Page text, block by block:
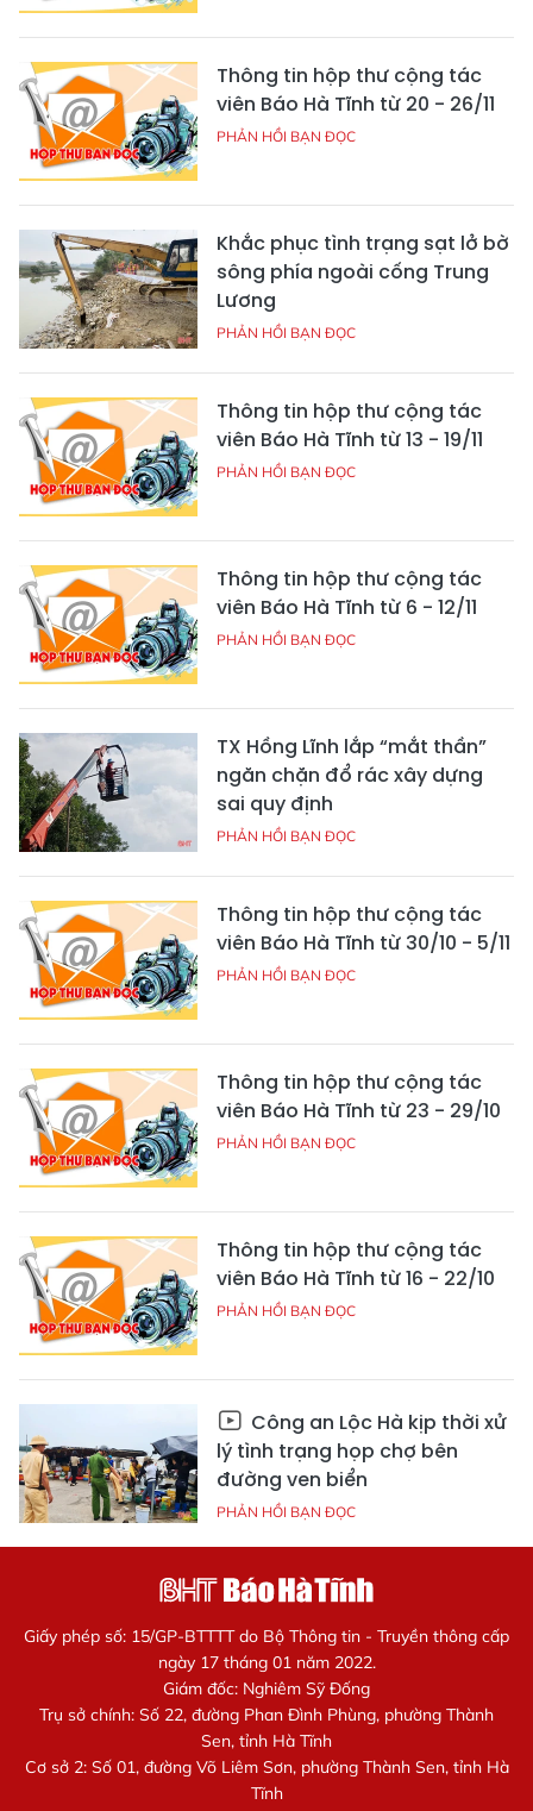
Thông tin hộp thư cộng tác
viên Báo Hà Tĩnh từ 20 - 26/11
PHẢN HỒI BẠN ĐỌC
Khắc phục tình trạng sạt lở bờ
sông phía ngoài cống Trung
Lương
PHẢN HỒI BẠN ĐỌC
Thông tin hộp thư cộng tác
viên Báo Hà Tĩnh từ 13 - 19/11
PHẢN HỒI BẠN ĐỌC
Thông tin hộp thư cộng tác
viên Báo Hà Tĩnh từ 6 - 12/11
PHẢN HỒI BẠN ĐỌC
TX Hồng Lĩnh lắp “mắt thần”
ngăn chặn đổ rác xây dựng
sai quy định
PHẢN HỒI BẠN ĐỌC
Thông tin hộp thư cộng tác
viên Báo Hà Tĩnh từ 30/10 - 5/11
PHẢN HỒI BẠN ĐỌC
Thông tin hộp thư cộng tác
viên Báo Hà Tĩnh từ 23 - 29/10
PHẢN HỒI BẠN ĐỌC
Thông tin hộp thư cộng tác
viên Báo Hà Tĩnh từ 16 - 22/10
PHẢN HỒI BẠN ĐỌC
Công an Lộc Hà kịp thời xử
lý tình trạng họp chợ bên
đường ven biển
PHẢN HỒI BẠN ĐỌC
Giấy phép số: 15/GP-BTTTT do Bộ Thông tin - Truyền thông cấp
ngày 17 tháng 01 năm 2022.
Giám đốc: Nghiêm Sỹ Đống
Trụ sở chính: Số 22, đường Phan Đình Phùng, phường Thành
Sen, tỉnh Hà Tĩnh
Cơ sở 2: Số 01, đường Võ Liêm Sơn, phường Thành Sen, tỉnh Hà
Tĩnh